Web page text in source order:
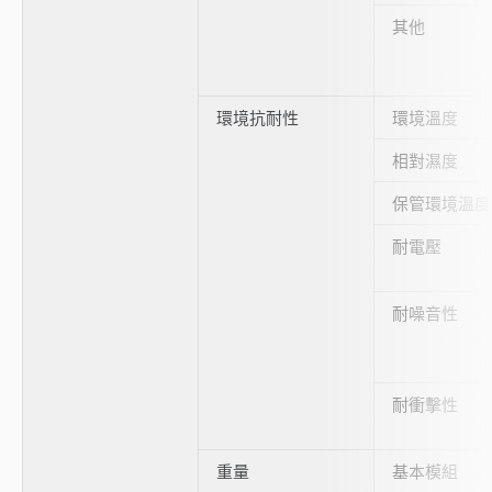
其他
環境抗耐性
環境溫度
相對濕度
保管環境溫度
耐電壓
耐噪音性
耐衝擊性
重量 基本模組